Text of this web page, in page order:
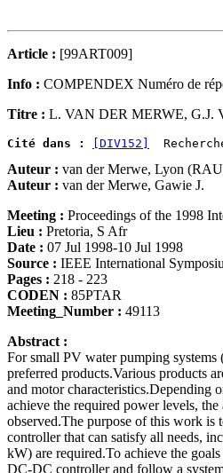
Article : [99ART009]
Info : COMPENDEX Numéro de
Titre : L. VAN DER MERWE, G.J.
Cité dans : [DIV152]
Auteur : van der Merwe, Lyon
Auteur : van der Merwe, Gawie J.
Meeting : Proceedings of the 1998
Lieu : Pretoria, S Afr
Date : 07 Jul 1998-10 Jul 1998
Source : IEEE International
Pages : 218 - 223
CODEN : 85PTAR
Meeting_Number : 49113
Abstract :
For small PV water pumping systems
preferred products.Various products
and motor characteristics.Depending
achieve the required power levels,
observed.The purpose of this work is
controller that can satisfy all needs,
kW) are required.To achieve the
DC-DC controller and follow a